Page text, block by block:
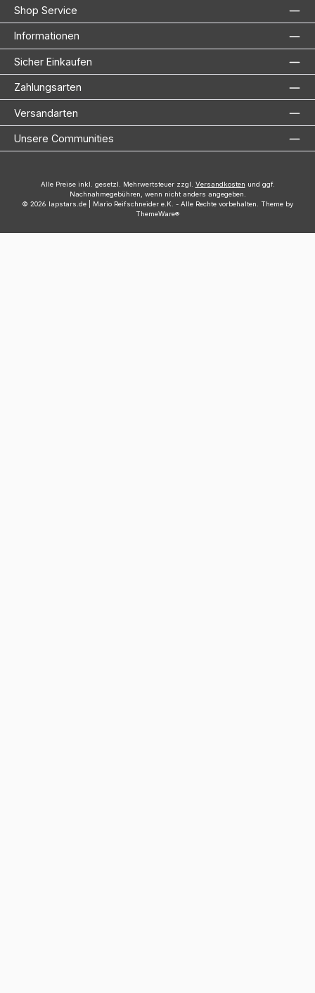
Shop Service
Informationen
Sicher Einkaufen
Zahlungsarten
Versandarten
Unsere Communities
Alle Preise inkl. gesetzl. Mehrwertsteuer zzgl. Versandkosten und ggf.
Nachnahmegebühren, wenn nicht anders angegeben.
© 2026 lapstars.de | Mario Reifschneider e.K. - Alle Rechte vorbehalten. Theme by
ThemeWare®